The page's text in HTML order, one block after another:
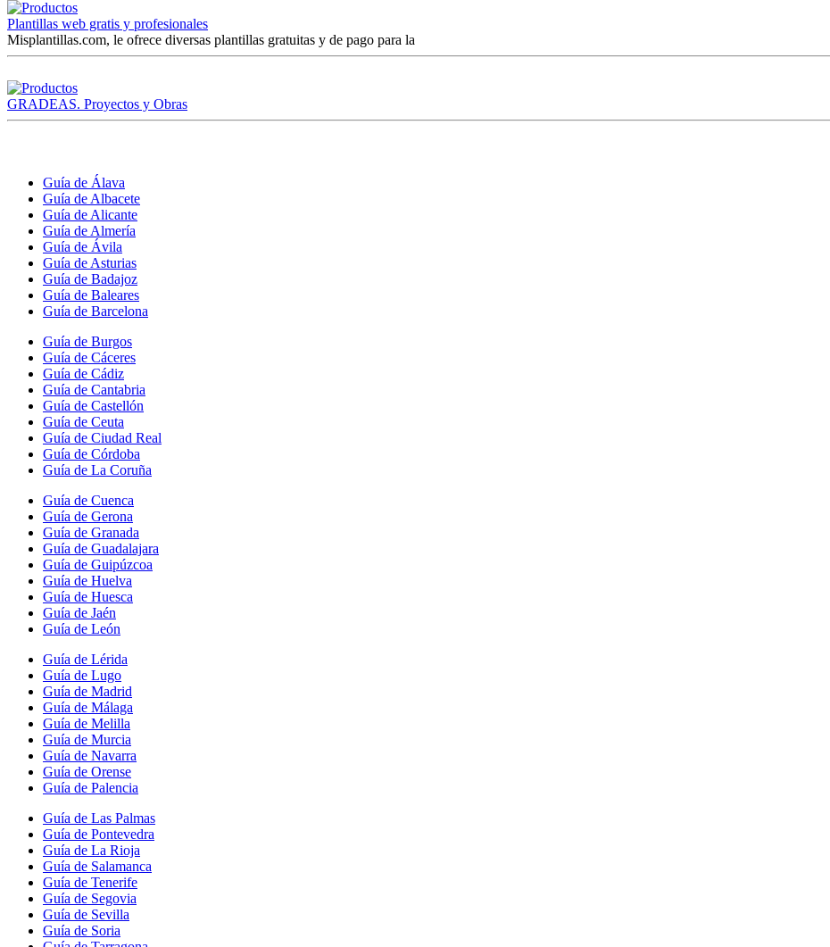
Plantillas web gratis y profesionales
Misplantillas.com, le ofrece diversas plantillas gratuitas y de pago para la
GRADEAS. Proyectos y Obras
Guía de Álava
Guía de Albacete
Guía de Alicante
Guía de Almería
Guía de Ávila
Guía de Asturias
Guía de Badajoz
Guía de Baleares
Guía de Barcelona
Guía de Burgos
Guía de Cáceres
Guía de Cádiz
Guía de Cantabria
Guía de Castellón
Guía de Ceuta
Guía de Ciudad Real
Guía de Córdoba
Guía de La Coruña
Guía de Cuenca
Guía de Gerona
Guía de Granada
Guía de Guadalajara
Guía de Guipúzcoa
Guía de Huelva
Guía de Huesca
Guía de Jaén
Guía de León
Guía de Lérida
Guía de Lugo
Guía de Madrid
Guía de Málaga
Guía de Melilla
Guía de Murcia
Guía de Navarra
Guía de Orense
Guía de Palencia
Guía de Las Palmas
Guía de Pontevedra
Guía de La Rioja
Guía de Salamanca
Guía de Tenerife
Guía de Segovia
Guía de Sevilla
Guía de Soria